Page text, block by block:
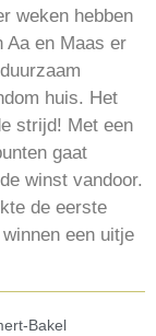
weken hebben
Aa en Maas er
huis. Het
strijd! Met een
gaat
winst vandoor.
de eerste
een uitje
Bakel